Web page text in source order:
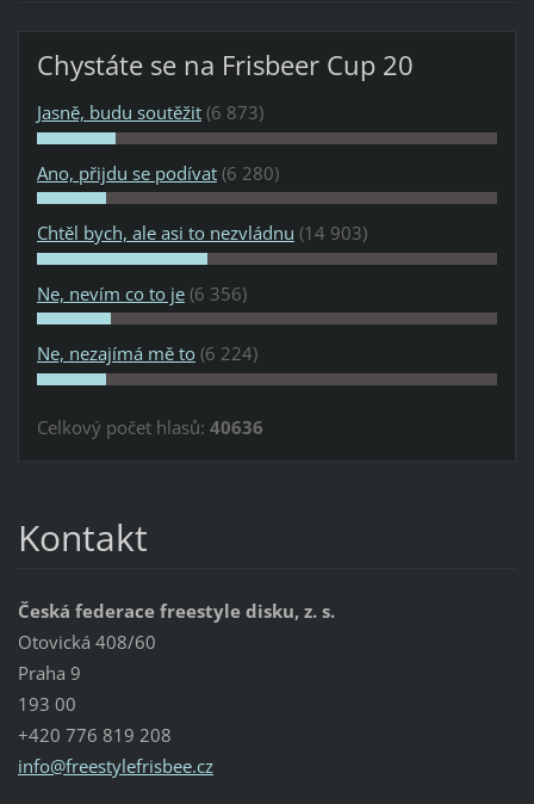
Chystáte se na Frisbeer Cup 20
Jasně, budu soutěžit (6 873)
Ano, přijdu se podívat (6 280)
Chtěl bych, ale asi to nezvládnu (14 903)
Ne, nevím co to je (6 356)
Ne, nezajímá mě to (6 224)
Celkový počet hlasů: 40636
Kontakt
Česká federace freestyle disku, z. s.
Otovická 408/60
Praha 9
193 00
+420 776 819 208
info@freestylefrisbee.cz